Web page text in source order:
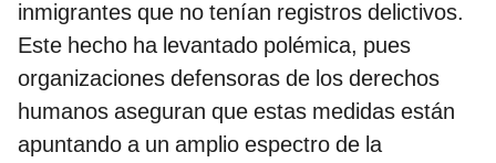
inmigrantes que no tenían registros delictivos.
Este hecho ha levantado polémica, pues
organizaciones defensoras de los derechos
humanos aseguran que estas medidas están
apuntando a un amplio espectro de la